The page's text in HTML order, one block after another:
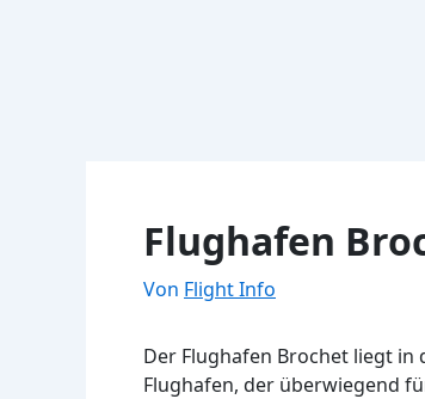
Flughafen
Von Flight Info
Der Flughafen Brochet liegt in
Flughafen, der überwiegend